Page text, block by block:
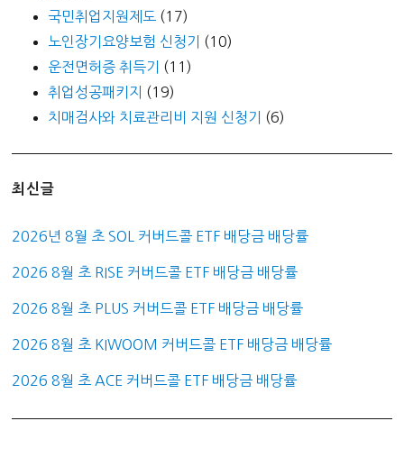
국민취업지원제도 (17)
노인장기요양보험 신청기
(10)
운전면허증 취득기
(11)
취업성공패키지
(19)
치매검사와 치료관리비 지원 신청기
(6)
최신글
2026년 8월 초 SOL 커버드콜 ETF 배당금 배당률
2026 8월 초 RISE 커버드콜 ETF 배당금 배당률
2026 8월 초 PLUS 커버드콜 ETF 배당금 배당률
2026 8월 초 KIWOOM 커버드콜 ETF 배당금 배당률
2026 8월 초 ACE 커버드콜 ETF 배당금 배당률